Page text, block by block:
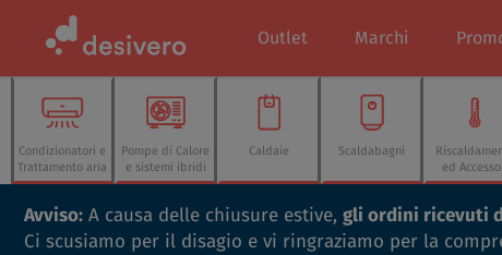
Outlet Marchi
Condizionatori e
Trattamento aria
Pompe di Calore
e sistemi ibridi
Caldaie Scaldabagni
ed
Avviso: A causa delle chiusure estive, gli ordini ricevuti
Ci scusiamo per il disagio e vi ringraziamo per la